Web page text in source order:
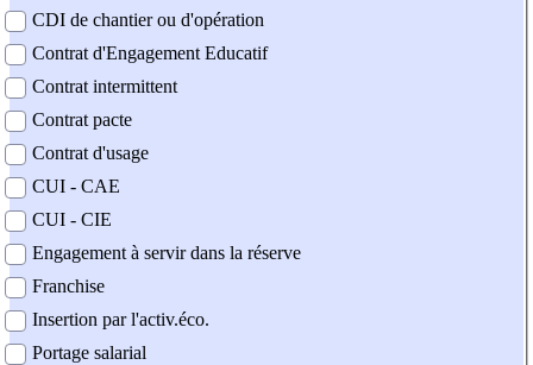
CDI de chantier ou d'opération
Contrat d'Engagement Educatif
Contrat intermittent
Contrat pacte
Contrat d'usage
CUI - CAE
CUI - CIE
Engagement à servir dans la réserve
Franchise
Insertion par l'activ.éco.
Portage salarial